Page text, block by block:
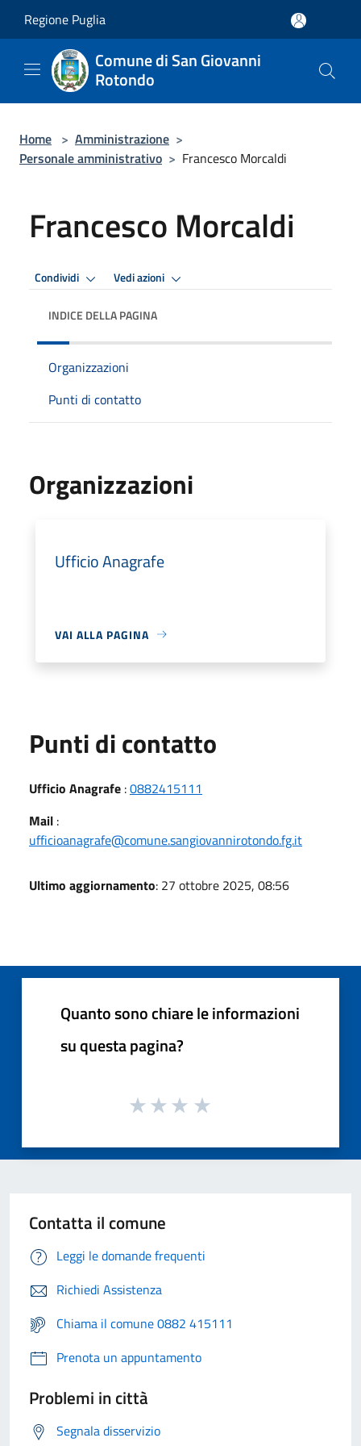
Regione Puglia
Comune di San Giovanni
Rotondo
Home > Amministrazione >
Personale amministrativo > Francesco Morcaldi
Francesco Morcaldi
Condividi Vedi azioni
INDICE DELLA PAGINA
Organizzazioni
Punti di contatto
Organizzazioni
Ufficio Anagrafe
VAI ALLA PAGINA
Punti di contatto
Ufficio Anagrafe :0882415111
Mail :
ufficioanagrafe@comune.sangiovannirotondo.fg.it
Ultimo aggiornamento: 27 ottobre 2025, 08:56
Quanto sono chiare le informazioni
su questa pagina?
Contatta il comune
Leggi le domande frequenti
Richiedi Assistenza
Chiama il comune 0882 415111
Prenota un appuntamento
Problemi in città
Segnala disservizio